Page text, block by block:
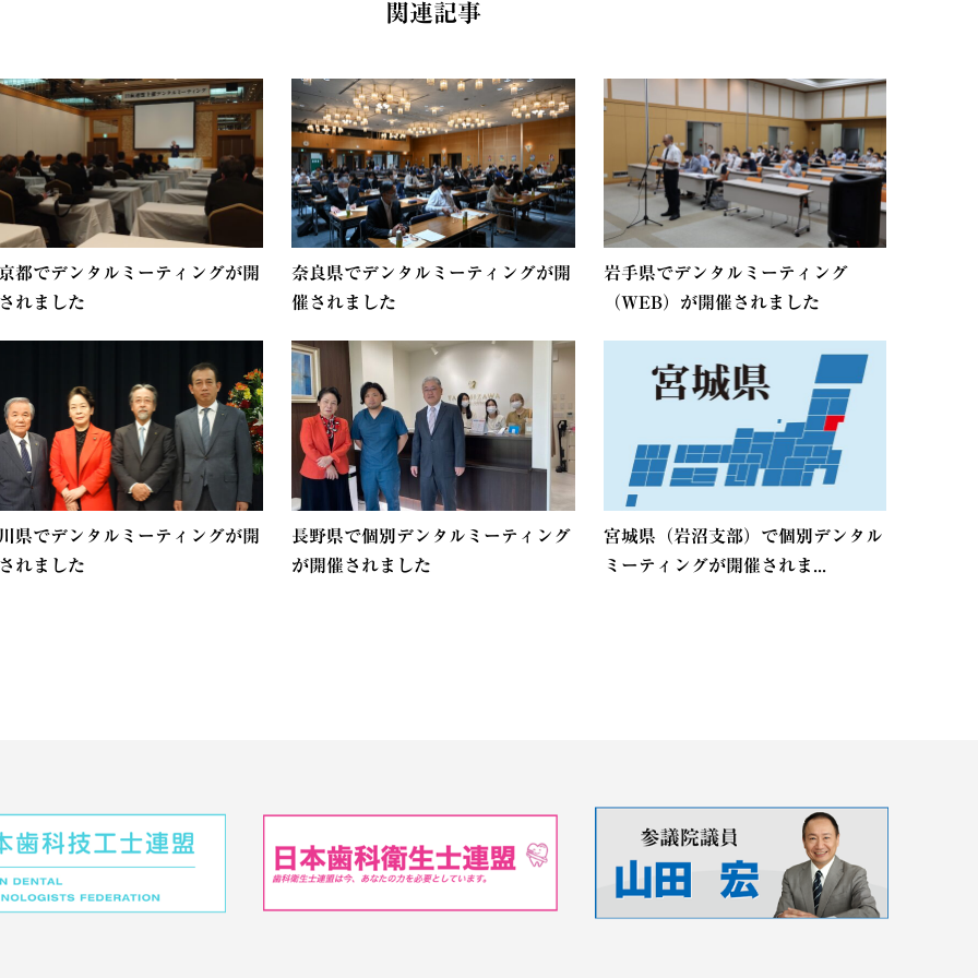
関連記事
都でデンタルミーティングが開
れました
奈良県でデンタルミーティングが開
催されました
岩手県でデンタルミーティング
（WEB）が開催されました
県でデンタルミーティングが開
れました
長野県で個別デンタルミーティング
が開催されました
宮城県（岩沼支部）で個別デンタル
ミーティングが開催されま...